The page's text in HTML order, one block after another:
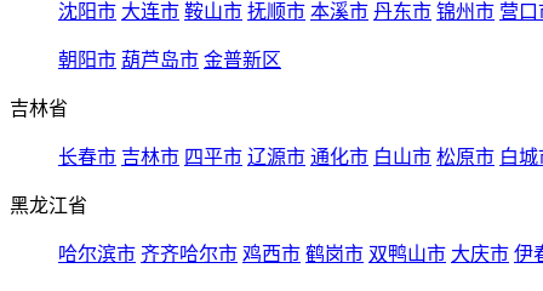
沈阳市 大连市 鞍山市 抚顺市 本溪市 丹东市 锦州市 营口
朝阳市 葫芦岛市 金普新区
吉林省
长春市 吉林市 四平市 辽源市 通化市 白山市 松原市 白城
黑龙江省
哈尔滨市 齐齐哈尔市 鸡西市 鹤岗市 双鸭山市 大庆市 伊